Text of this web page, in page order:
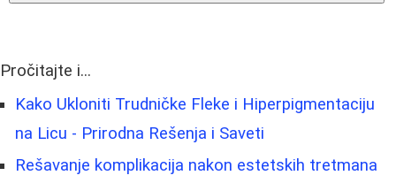
Pročitajte i...
Kako Ukloniti Trudničke Fleke i Hiperpigmentaciju
na Licu - Prirodna Rešenja i Saveti
Rešavanje komplikacija nakon estetskih tretmana